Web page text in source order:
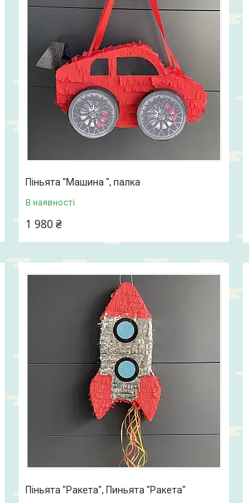
Піньята "Машина ", палка
В наявності
1 980 ₴
Піньята "Ракета", Пиньята "Ракета"